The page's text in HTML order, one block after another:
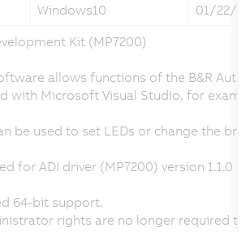
Windows10
01/22/
Kit (MP7200)
allows functions of the B&R
with Microsoft Visual Studio, for
be used to set LEDs or change the
for ADI driver (MP7200) version 1.1.0
64-bit support.
rights are no longer required to